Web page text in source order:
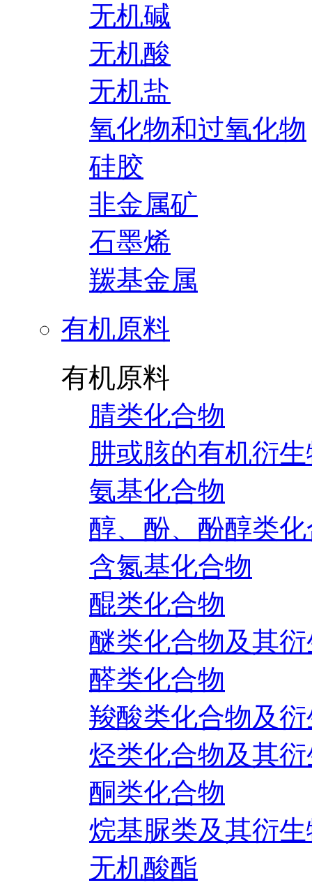
无机碱
无机酸
无机盐
氧化物和过氧化物
硅胶
非金属矿
石墨烯
羰基金属
有机原料
有机原料
腈类化合物
肼或胲的有机衍
氨基化合物
醇、酚、酚醇类
含氮基化合物
醌类化合物
醚类化合物及其
醛类化合物
羧酸类化合物及
烃类化合物及其
酮类化合物
烷基脲类及其衍
无机酸酯